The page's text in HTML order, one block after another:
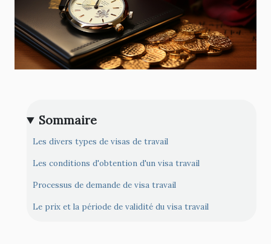
Sommaire
Les divers types de visas de travail
Les conditions d'obtention d'un visa travail
Processus de demande de visa travail
Le prix et la période de validité du visa travail